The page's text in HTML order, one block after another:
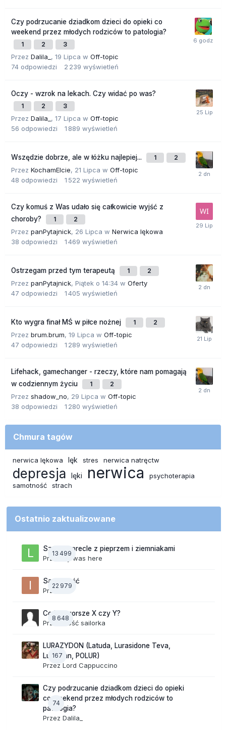
Czy podrzucanie dziadkom dzieci do opieki co
weekend przez młodych rodziców to patologia?
1 2 3
Przez Dalila_ , 19 Lipca w Off-topic
74 odpowiedzi 2 239 wyświetleń
Oczy - wzrok na lekach. Czy widać po was?
1 2 3
Przez Dalila_ , 17 Lipca w Off-topic
56 odpowiedzi 1 889 wyświetleń
Wszędzie dobrze, ale w łóżku najlepiej... 1 2
Przez KochamElcie, 21 Lipca w Off-topic
48 odpowiedzi 1 522 wyświetleń
Czy komuś z Was udało się całkowicie wyjść z
choroby?
1 2
Przez panPytajnick, 26 Lipca w Nerwica lękowa
38 odpowiedzi 1 469 wyświetleń
Ostrzegam przed tym terapeutą 1 2
Przez panPytajnick, Piątek o 14:34 w Oferty
47 odpowiedzi 1 405 wyświetleń
Kto wygra finał MŚ w piłce nożnej 1 2
Przez brum.brum, 19 Lipca w Off-topic
47 odpowiedzi 1 289 wyświetleń
Lifehack, gamechanger - rzeczy, które nam pomagają
w codziennym życiu
1 2
Przez shadow_no, 29 Lipca w Off-topic
38 odpowiedzi 1 280 wyświetleń
Chmura tagów
nerwica lękowa lęk stres nerwica natręctw
depresja lęki nerwica
psychoterapia
samotność
strach
Ostatnio zaktualizowane
13 499
Szalone precle z pieprzem i ziemniakami
Przez lily was here
22 979
Samotność
Przezixi
8 648
Co jest gorsze X czy Y?
Przez Gość sailorka
167
LURAZYDON (Latuda, Lurasidone Teva,
Lurobran, POLUR)
Przez Lord Cappuccino
74
Czy podrzucanie dziadkom dzieci do opieki
co weekend przez młodych rodziców to
patologia?
Przez Dalila_